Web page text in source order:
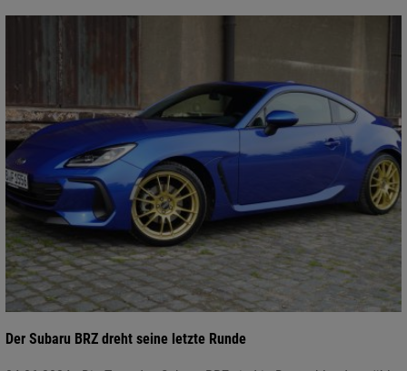
Der Subaru BRZ dreht seine letzte Runde